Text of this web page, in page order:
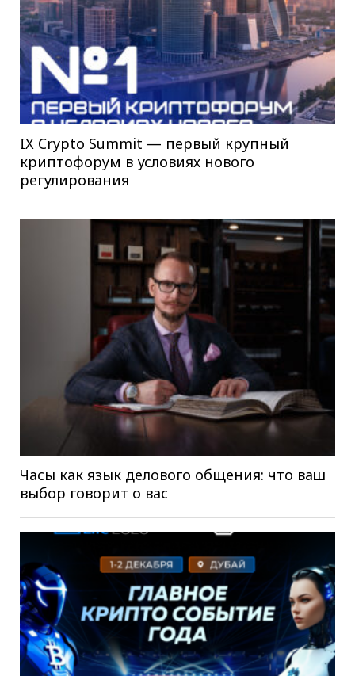
IX Crypto Summit — первый крупный
криптофорум в условиях нового
регулирования
Часы как язык делового общения: что ваш
выбор говорит о вас